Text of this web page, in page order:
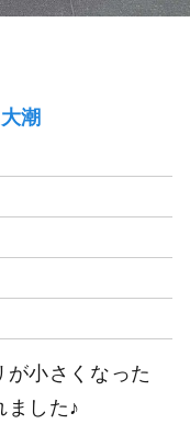
潮
が小さくなった
ました♪